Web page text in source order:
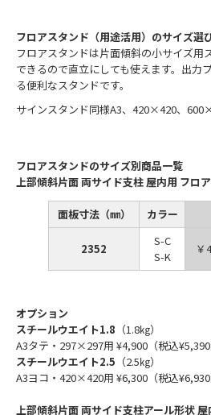
フロアスタンド（用途活用）のサイズ選
フロアスタンドは片面傾斜の小サイズ用
できるので直立にしても使えます。出力
る便利なスタンドです。
サインスタンド同様A3、420×420、
フロアスタンドのサイズ別商品一覧
上部傾斜片面 両サイド支柱 屋内用 フロ
面板寸法（㎜） カラー
2352
S-C
S-K
￥
オプション
スチールウエイト1.8 （1.8㎏）
A3タテ・297×297用 ¥4,900（税込¥5,390
スチールウエイト2.5 （2.5㎏）
A3ヨコ・420×420用 ¥6,300（税込¥6,930
上部傾斜片面 両サイド支柱アール形状